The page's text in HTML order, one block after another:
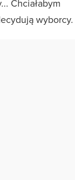
Chciałabym
wyborcy.